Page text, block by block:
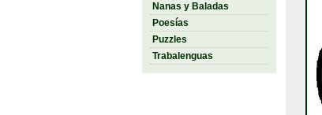
Nanas y Baladas
Poesías
Puzzles
Trabalenguas